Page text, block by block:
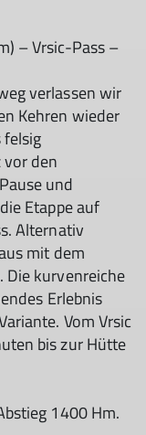
– Vrsic-Pass –
verlassen wir
Kehren wieder
den
und
Etappe auf
Alternativ
mit dem
Die kurvenreiche
Erlebnis
Vom Vrsic
bis zur Hütte
1400 Hm.